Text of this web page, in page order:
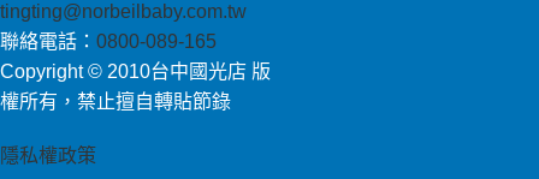
tingting@norbeilbaby.com.tw
聯絡電話： 0800-089-165
Copyright © 2010台中國光店 版
權所有，禁止擅自轉貼節錄
隱私權政策